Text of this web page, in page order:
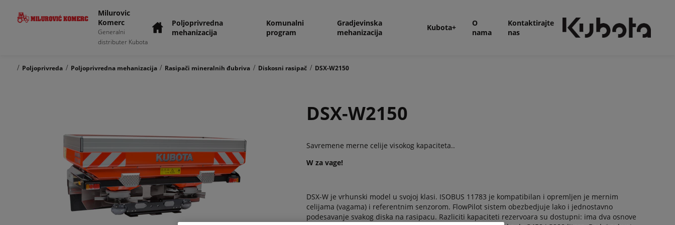
Milurovic
Komerc
Generalni
distributer Kubota
Poljoprivredna
mehanizacija
Komunalni
program
Gradjevinska
mehanizacija
Kubota+
O
nama
Kontaktirajte
nas
/ Poljoprivreda / Poljoprivredna mehanizacija / Rasipači mineralnih đubriva / Diskosni rasipač / DSX-W2150
DSX-W2150
Savremene merne celije visokog kapaciteta..
W za vage!
DSX-W je vrhunski model u svojoj klasi. ISOBUS 11783 je kompatibilan i opremljen je mernim
celijama (vagama) i referentnim senzorom. FlowPilot sistem obezbedjuje lako i jednostavno
podesavanje svakog diska na rasipacu. Razliciti kapaciteti rezervoara su dostupni: ima dva osnove